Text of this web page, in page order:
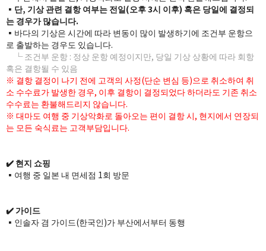
▪️ 단, 기상 관련 결항 여부는 전일(오후 3시 이후) 혹은 당일에 결정되
는 경우가 많습니다.
▪️바다의 기상은 시간에 따라 변동이 많이 발생하기에 조건부 운항으
로 출발하는 경우도 있습니다.
└ 조건부 운항 : 정상 운항 예정이지만, 당일 기상 상황에 따라 회항
혹은 결항될 수 있음
※ 결항 결정이 나기 전에 고객의 사정(단순 변심 등)으로 취소하여 취
소 수수료가 발생한 경우, 이후 결항이 결정되었다 하더라도 기존 취소
수수료는 환불해드리지 않습니다.
※ 대마도 여행 중 기상악화로 돌아오는 편이 결항 시, 현지에서 연장되
는 모든 숙식료는 고객부담입니다.​​​
✔️ 현지 쇼핑
▪️여행 중 일본 내 면세점 1회 방문
✔️ 가이드
▪️인솔자 겸 가이드(한국인)가 부산에서부터 동행